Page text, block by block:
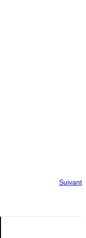
Suivant